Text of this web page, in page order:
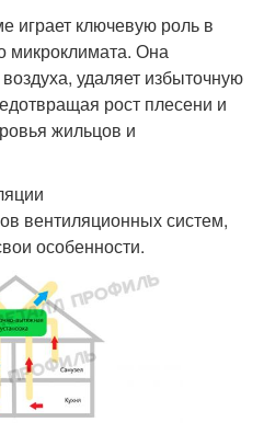
играет ключевую роль в
микроклимата. Она
удаляет избыточную
рост плесени и
жильцов и
вентиляционных систем,
особенности.